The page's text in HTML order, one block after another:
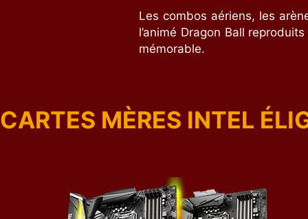
Les combos aériens, les
l’animé Dragon Ball
mémorable.
CARTES MÈRES INTEL